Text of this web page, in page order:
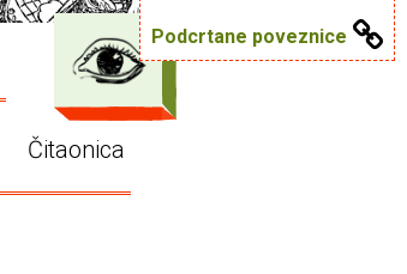
Podcrtane poveznice
Čitaonica